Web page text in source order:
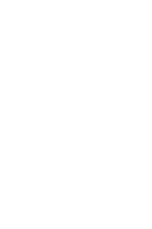
und Stabilität. Diese